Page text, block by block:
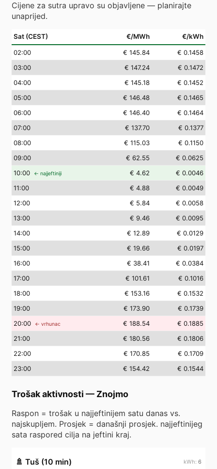
Cijene za sutra upravo su objavljene — planirajte
unaprijed.
Sat (CEST) €/MWh €/kWh
02:00 € 145.84
€ 0.1458
03:00 € 147.24
€ 0.1472
04:00 € 145.18
€ 0.1452
05:00 € 146.48
€ 0.1465
06:00 € 146.40
€ 0.1464
07:00 € 137.70
€ 0.1377
08:00 € 115.03
€ 0.1150
09:00 € 62.55
€ 0.0625
10:00 ← najjeftiniji € 4.62
€ 0.0046
11:00 € 4.88
€ 0.0049
12:00 € 5.84
€ 0.0058
13:00 € 9.46
€ 0.0095
14:00 € 12.89
€ 0.0129
15:00 € 19.66
€ 0.0197
16:00 € 38.41
€ 0.0384
17:00 € 101.61
€ 0.1016
18:00 € 153.16
€ 0.1532
19:00 € 173.90
€ 0.1739
20:00 ← vrhunac € 188.54
€ 0.1885
21:00 € 180.56
€ 0.1806
22:00 € 170.85
€ 0.1709
23:00 € 154.42 € 0.1544
Trošak aktivnosti — Znojmo
Raspon = trošak u najjeftinijem satu danas vs.
najskupljem. Prosjek = današnji prosjek. najjeftinijeg
sata raspored cilja na jeftini kraj.
🚿 Tuš (10 min) 6